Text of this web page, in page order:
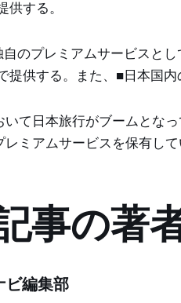
供する。
のプレミアムサービスと
提供する。また、■日本国
て日本旅行がブームとな
ミアムサービスを保有し
事の著
ビ編集部